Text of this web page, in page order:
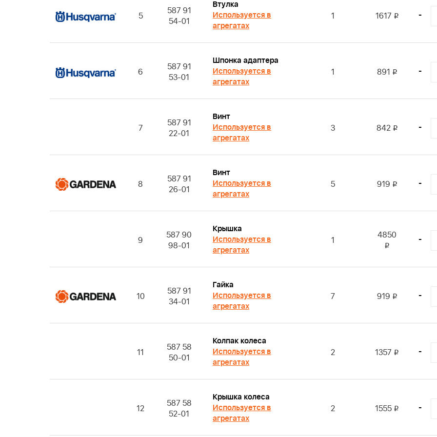
5
587 91
54-01
Втулка
Используется в
агрегатах
1 1617 i -
6
587 91
53-01
Шпонка адаптера
Используется в
агрегатах
1 891 i -
7
587 91
22-01
Винт
Используется в
агрегатах
3 842 i -
8
587 91
26-01
Винт
Используется в
агрегатах
5 919 i -
9
587 90
98-01
Крышка
Используется в
агрегатах
1 4850
i
-
10
587 91
34-01
Гайка
Используется в
агрегатах
7 919 i -
11
587 58
50-01
Колпак колеса
Используется в
агрегатах
2 1357 i -
12
587 58
52-01
Крышка колеса
Используется в
агрегатах
2 1555 i -